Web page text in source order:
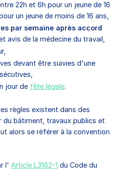
22h et 6h pour un jeune de 16
un jeune de moins de 16 ans,
par semaine après accord
avis de la médecine du travail,
devant être suivies d'une
jour de fête légale.
règles existent dans des
du bâtiment, travaux publics et
alors se référer à la convention
l' Article L3162-1 du Code du